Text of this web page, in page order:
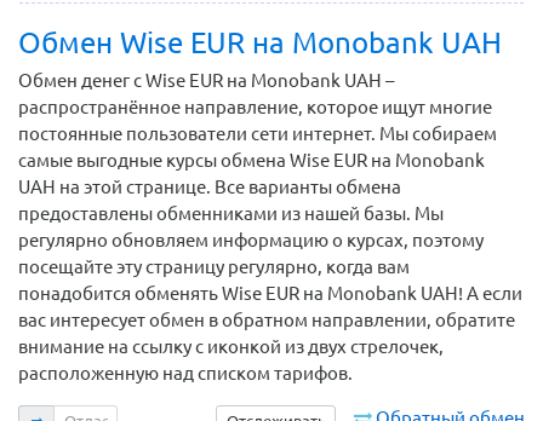
Обмен Wise EUR на Monobank UAH
Обмен денег с Wise EUR на Monobank UAH –
распространённое направление, которое ищут многие
постоянные пользователи сети интернет. Мы собираем
самые выгодные курсы обмена Wise EUR на Monobank
UAH на этой странице. Все варианты обмена
предоставлены обменниками из нашей базы. Мы
регулярно обновляем информацию о курсах, поэтому
посещайте эту страницу регулярно, когда вам
понадобится обменять Wise EUR на Monobank UAH! А если
вас интересует обмен в обратном направлении, обратите
внимание на ссылку с иконкой из двух стрелочек,
расположенную над списком тарифов.